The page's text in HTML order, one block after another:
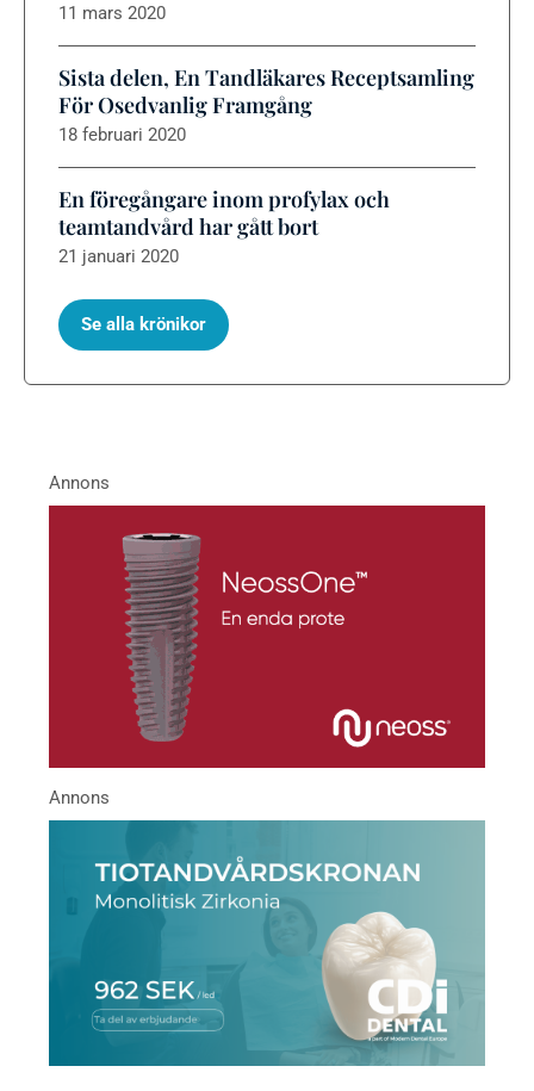
11 mars 2020
Sista delen, En Tandläkares Receptsamling
För Osedvanlig Framgång
18 februari 2020
En föregångare inom profylax och
teamtandvård har gått bort
21 januari 2020
Se alla krönikor